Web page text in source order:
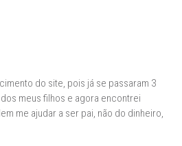
do site, pois já se passaram 3
meus filhos e agora encontrei
me ajudar a ser pai, não do dinheiro,